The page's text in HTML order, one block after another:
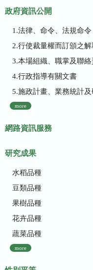
政府資訊公開
1.法律、命令、法規命令
2.行使裁量權而訂頒之解釋性規定及裁量
3.本場組織、職掌及聯絡
4.行政指導有關文書
5.施政計畫、業務統計及研究
more
網路資訊服務
研究成果
水稻品種
豆類品種
果樹品種
花卉品種
蔬菜品種
more